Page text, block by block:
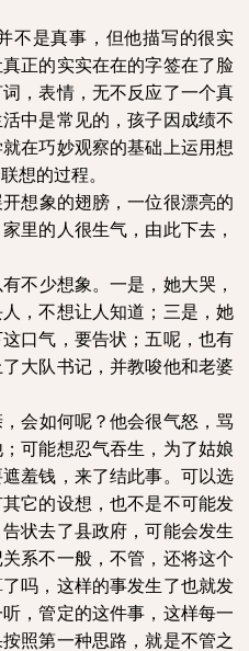
不是真事，但他描写的很实
正的实实在在的字签在了脸
，表情，无不反应了一个真
中是常见的，孩子因成绩不
在巧妙观察的基础上运用想
想的过程。
想象的翅膀，一位很漂亮的
里的人很生气，由此下去，
不少想象。一是，她大哭，
，不想让人知道；三是，她
口气，要告状；五呢，也有
大队书记，并教唆他和老婆
会如何呢？他会很气怒，骂
可能想忍气吞生，为了姑娘
羞钱，来了结此事。可以选
它的设想，也不是不可能发
状去了县政府，可能会发生
系不一般，不管，还将这个
吗，这样的事发生了也就发
，管定的这件事，这样每一
照第一种思路，就是不管之